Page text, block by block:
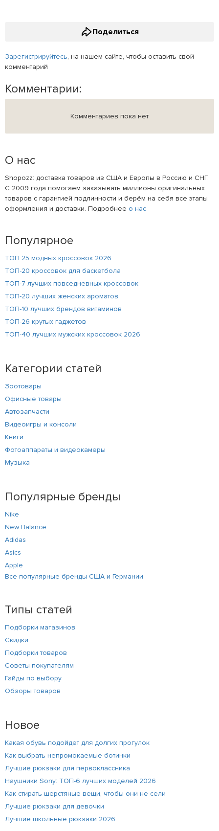
Поделиться
Зарегистрируйтесь, на нашем сайте, чтобы оставить свой
комментарий
Комментарии:
Комментариев пока нет
О нас
Shopozz: доставка товаров из США и Европы в Россию и СНГ.
С 2009 года помогаем заказывать миллионы оригинальных
товаров с гарантией подлинности и берём на себя все этапы
оформления и доставки. Подробнее о нас
Популярное
ТОП 25 модных кроссовок 2026
ТОП-20 кроссовок для баскетбола
ТОП-7 лучших повседневных кроссовок
ТОП-20 лучших женских ароматов
ТОП-10 лучших брендов витаминов
ТОП-26 крутых гаджетов
ТОП-40 лучших мужских кроссовок 2026
Категории статей
Зоотовары
Офисные товары
Автозапчасти
Видеоигры и консоли
Книги
Фотоаппараты и видеокамеры
Музыка
Популярные бренды
Nike
New Balance
Adidas
Asics
Apple
Все популярные бренды США и Германии
Типы статей
Подборки магазинов
Скидки
Подборки товаров
Советы покупателям
Гайды по выбору
Обзоры товаров
Новое
Какая обувь подойдет для долгих прогулок
Как выбрать непромокаемые ботинки
Лучшие рюкзаки для первоклассника
Наушники Sony: ТОП-6 лучших моделей 2026
Как стирать шерстяные вещи, чтобы они не сели
Лучшие рюкзаки для девочки
Лучшие школьные рюкзаки 2026